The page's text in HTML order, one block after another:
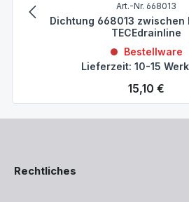
Art.-Nr. 668013
TECE Dichtung 668013 zwischen
TECEdrainline
Bestellware
Lieferzeit: 10-15
Regulärer Preis:
15,10 €
Rechtliches